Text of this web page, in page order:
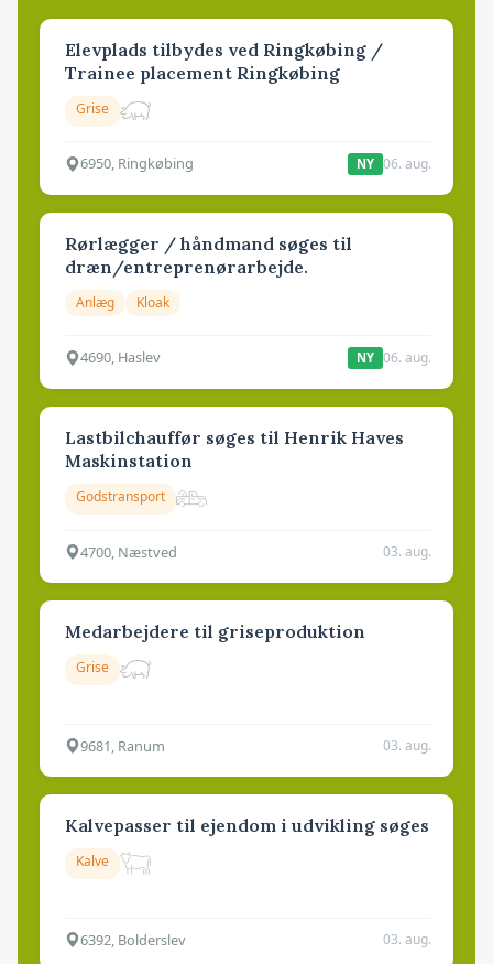
Elevplads tilbydes ved Ringkøbing /
Trainee placement Ringkøbing
Grise
6950, Ringkøbing NY 06. aug.
Rørlægger / håndmand søges til
dræn/entreprenørarbejde.
Anlæg Kloak
4690, Haslev NY 06. aug.
Lastbilchauffør søges til Henrik Haves
Maskinstation
Godstransport
4700, Næstved 03. aug.
Medarbejdere til griseproduktion
Grise
9681, Ranum 03. aug.
Kalvepasser til ejendom i udvikling søges
Kalve
6392, Bolderslev 03. aug.